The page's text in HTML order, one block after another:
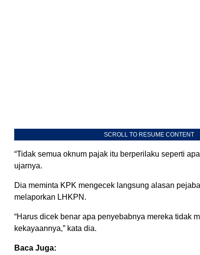
SCROLL TO RESUME CONTENT
“Tidak semua oknum pajak itu berperilaku seperti
ujarnya.
Dia meminta KPK mengecek langsung alasan
melaporkan LHKPN.
“Harus dicek benar apa penyebabnya mereka tidak
kekayaannya,” kata dia.
Baca Juga: